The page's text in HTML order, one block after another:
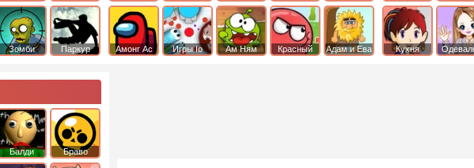
Зомби Паркур
Найт
Фанкин
против
Зомби
Вода
Даш
бабка
сбежала из
психушки
Амонг Ас Игры Io Ам Ням
Красный
Адам и Ева
Кухня
Балди
Браво
Старс